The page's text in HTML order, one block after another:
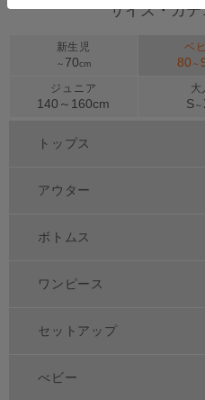
サイズ・カ
新生児
～ 70cm
ベ
80 ～
ジュニア
140～ 160cm
大
S～
トップス
アウター
ボトムス
ワンピース
セットアップ
べビー